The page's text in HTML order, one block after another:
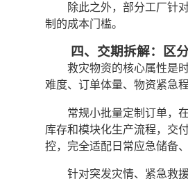
除此之外，部分工厂针
制的成本门槛。
四、交期拆解：区
救灾物资的核心属性是
难度、订单体量、物资紧急
常规小批量定制订单，
库存和模块化生产流程，交
控，完全适配日常应急储备
针对突发灾情、紧急救